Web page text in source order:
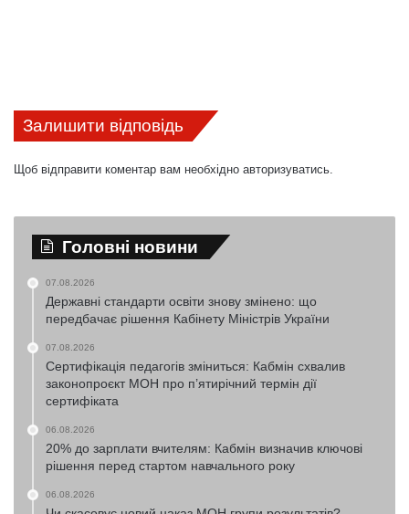
Залишити відповідь
Щоб відправити коментар вам необхідно авторизуватись.
Головні новини
07.08.2026
Державні стандарти освіти знову змінено: що
передбачає рішення Кабінету Міністрів України
07.08.2026
Сертифікація педагогів зміниться: Кабмін схвалив
законопроєкт МОН про п’ятирічний термін дії
сертифіката
06.08.2026
20% до зарплати вчителям: Кабмін визначив ключові
рішення перед стартом навчального року
06.08.2026